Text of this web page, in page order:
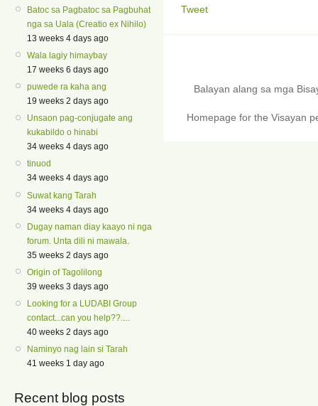
Batoc sa Pagbatoc sa Pagbuhat
nga sa Uala (Creatio ex Nihilo)
13 weeks 4 days ago
Wala lagiy himaybay
17 weeks 6 days ago
puwede ra kaha ang
19 weeks 2 days ago
Unsaon pag-conjugate ang
kukabildo o hinabi
34 weeks 4 days ago
tinuod
34 weeks 4 days ago
Suwat kang Tarah
34 weeks 4 days ago
Dugay naman diay kaayo ni nga
forum. Unta dili ni mawala.
35 weeks 2 days ago
Origin of Tagolilong
39 weeks 3 days ago
Looking for a LUDABI Group
contact...can you help??....
40 weeks 2 days ago
Naminyo nag lain si Tarah
41 weeks 1 day ago
Recent blog posts
Tweet
Balayan alang sa mga
Homepage for the Visayan